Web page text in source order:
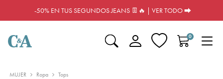
-50% EN TUS SEGUNDOS JEANS 👖🔥 | VER TODO ⮕
0
MUJER Ropa Tops